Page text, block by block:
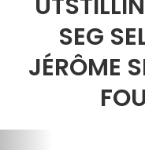
SEG
JÉRÔME